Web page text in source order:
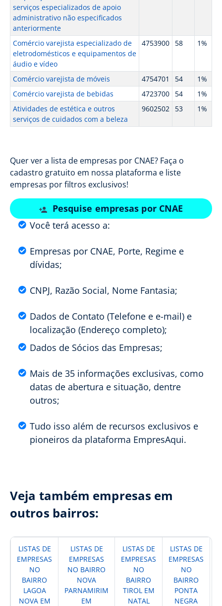
serviços especializados de apoio
administrativo não especificados
anteriormente
Comércio varejista especializado de
eletrodomésticos e equipamentos de
áudio e vídeo
4753900 58 1%
Comércio varejista de móveis 4754701 54
1%
Comércio varejista de bebidas
4723700 54
1%
Atividades de estética e outros
serviços de cuidados com a beleza
9602502 53 1%
Quer ver a lista de empresas por CNAE? Faça o
cadastro gratuito em nossa plataforma e liste
empresas por filtros exclusivos!
Pesquise empresas por CNAE
Você terá acesso a:
Empresas por CNAE, Porte, Regime e
dívidas;
CNPJ, Razão Social, Nome Fantasia;
Dados de Contato (Telefone e e-mail) e
localização (Endereço completo);
Dados de Sócios das Empresas;
Mais de 35 informações exclusivas, como
datas de abertura e situação, dentre
outros;
Tudo isso além de recursos exclusivos e
pioneiros da plataforma EmpresAqui.
Veja também empresas em
outros bairros:
LISTAS DE
EMPRESAS
NO
BAIRRO
LAGOA
NOVA EM
LISTAS DE
EMPRESAS
NO BAIRRO
NOVA
PARNAMIRIM
EM
LISTAS DE
EMPRESAS
NO
BAIRRO
TIROL EM
NATAL
LISTAS DE
EMPRESAS
NO
BAIRRO
PONTA
NEGRA